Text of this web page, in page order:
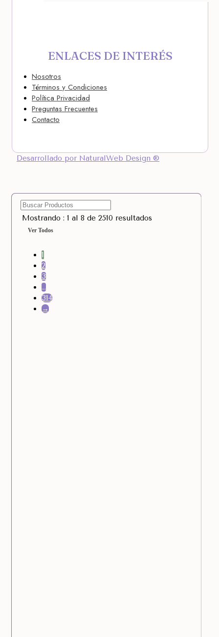
ENLACES DE INTERÉS
Nosotros
Términos y Condiciones
Política Privacidad
Preguntas Frecuentes
Contacto
Desarrollado por NaturalWeb Design ®
Mostrando : 1 al 8 de 2510 resultados
Ver Todos
1
2
3
…
314
→